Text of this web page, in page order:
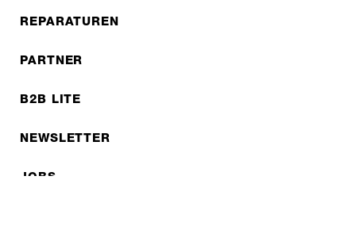
REPARATUREN
PARTNER
B2B LITE
NEWSLETTER
JOBS